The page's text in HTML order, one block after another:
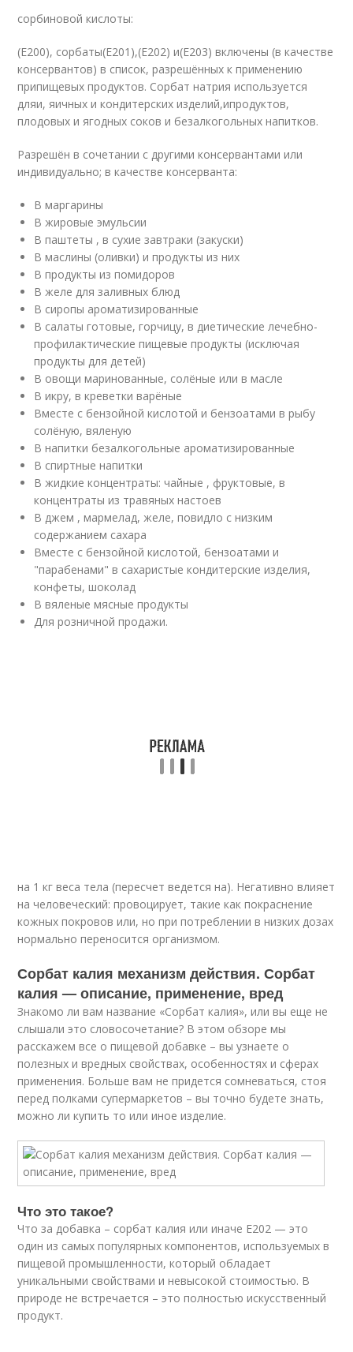
сорбиновой кислоты:
(Е200), сорбаты(Е201),(Е202) и(Е203) включены (в качестве
консервантов) в список, разрешённых к применению
припищевых продуктов. Сорбат натрия используется
дляи, яичных и кондитерских изделий,ипродуктов,
плодовых и ягодных соков и безалкогольных напитков.
Разрешён в сочетании с другими консервантами или
индивидуально; в качестве консерванта:
В маргарины
В жировые эмульсии
В паштеты , в сухие завтраки (закуски)
В маслины (оливки) и продукты из них
В продукты из помидоров
В желе для заливных блюд
В сиропы ароматизированные
В салаты готовые, горчицу, в диетические лечебно-
профилактические пищевые продукты (исключая
продукты для детей)
В овощи маринованные, солёные или в масле
В икру, в креветки варёные
Вместе с бензойной кислотой и бензоатами в рыбу
солёную, вяленую
В напитки безалкогольные ароматизированные
В спиртные напитки
В жидкие концентраты: чайные , фруктовые, в
концентраты из травяных настоев
В джем , мармелад, желе, повидло с низким
содержанием сахара
Вместе с бензойной кислотой, бензоатами и
"парабенами" в сахаристые кондитерские изделия,
конфеты, шоколад
В вяленые мясные продукты
Для розничной продажи.
на 1 кг веса тела (пересчет ведется на). Негативно влияет
на человеческий: провоцирует, такие как покраснение
кожных покровов или, но при потреблении в низких дозах
нормально переносится организмом.
Сорбат калия механизм действия. Сорбат
калия — описание, применение, вред
Знакомо ли вам название «Сорбат калия», или вы еще не
слышали это словосочетание? В этом обзоре мы
расскажем все о пищевой добавке – вы узнаете о
полезных и вредных свойствах, особенностях и сферах
применения. Больше вам не придется сомневаться, стоя
перед полками супермаркетов – вы точно будете знать,
можно ли купить то или иное изделие.
Что это такое?
Что за добавка – сорбат калия или иначе Е202 — это
один из самых популярных компонентов, используемых в
пищевой промышленности, который обладает
уникальными свойствами и невысокой стоимостью. В
природе не встречается – это полностью искусственный
продукт.